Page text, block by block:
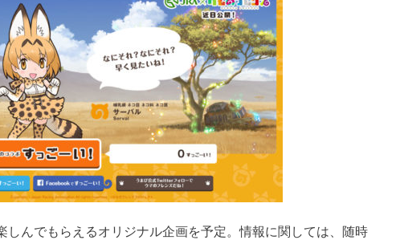
しんでもらえるオリジナル企画を予定。情報に関しては、随時